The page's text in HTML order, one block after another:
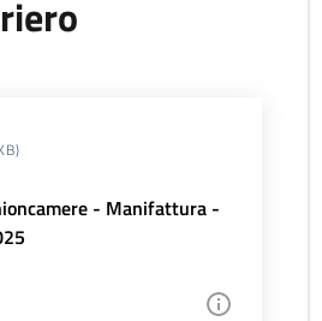
- Manifattura -